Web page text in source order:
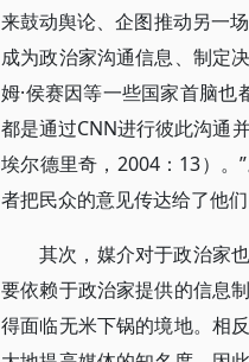
来鼓动舆论、企图推动另一
成为政治家沟通信息、制定
姆·侯赛因等一些国家首脑
都是通过CNN进行彼此沟通
埃尔德里奇，2004：13）。
者把民众的意见传达给了他们
其次，媒介对于政治家
要依赖于政治家提供的信息
得面临无米下锅的境地。相